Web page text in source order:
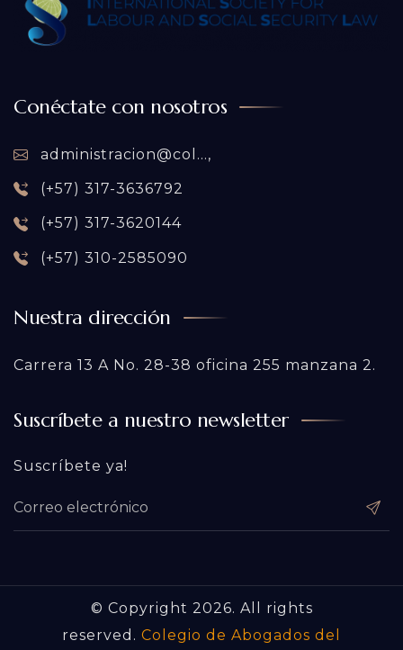
Conéctate con nosotros
administracion@col...,
(+57) 317-3636792
(+57) 317-3620144
(+57) 310-2585090
Nuestra dirección
Carrera 13 A No. 28-38 oficina 255 manzana 2.
Suscríbete a nuestro newsletter
Suscríbete ya!
© Copyright 2026. All rights
reserved. Colegio de Abogados del